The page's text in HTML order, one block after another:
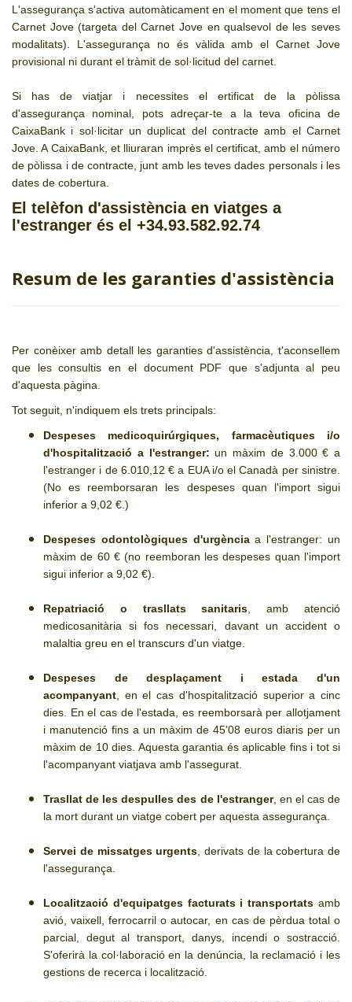
L'assegurança s'activa automàticament en el moment que tens el
Carnet Jove (targeta del Carnet Jove en qualsevol de les seves
modalitats). L'assegurança no és vàlida amb el Carnet Jove
provisional ni durant el tràmit de sol·licitud del carnet.
Si has de viatjar i necessites el ertificat de la pòlissa
d'assegurança nominal, pots adreçar-te a la teva oficina de
CaixaBank i sol·licitar un duplicat del contracte amb el Carnet
Jove. A CaixaBank, et lliuraran imprès el certificat, amb el número
de pòlissa i de contracte, junt amb les teves dades personals i les
dates de cobertura.
El telèfon d'assistència en viatges a
l'estranger és el +34.93.582.92.74
Resum de les garanties d'assistència
Per conèixer amb detall les garanties d'assistència, t'aconsellem
que les consultis en el document PDF que s'adjunta al peu
d'aquesta pàgina.
Tot seguit, n'indiquem els trets principals:
Despeses medicoquirúrgiques, farmacèutiques i/o
d'hospitalització a l'estranger: un màxim de 3.000 € a
l'estranger i de 6.010,12 € a EUA i/o el Canadà per sinistre.
(No es reemborsaran les despeses quan l'import sigui
inferior a 9,02 €.)
Despeses odontològiques d'urgènciaa l'estranger: un
màxim de 60 € (no reemboran les despeses quan l'import
sigui inferior a 9,02 €).
Repatriació o trasllats sanitaris , amb atenció
medicosanitària si fos necessari, davant un accident o
malaltia greu en el transcurs d'un viatge.
Despeses de desplaçament i estada d'un
acompanyant , en el cas d'hospitalització superior a cinc
dies. En el cas de l'estada, es reemborsarà per allotjament
i manutenció fins a un màxim de 45'08 euros diaris per un
màxim de 10 dies. Aquesta garantia és aplicable fins i tot si
l'acompanyant viatjava amb l'assegurat.
Trasllat de les despulles des de l'estranger, en el cas de
la mort durant un viatge cobert per aquesta assegurança.
Servei de missatges urgents , derivats de la cobertura de
l'assegurança.
Localització d'equipatges facturats i transportats amb
avió, vaixell, ferrocarril o autocar, en cas de pèrdua total o
parcial, degut al transport, danys, incendi o sostracció.
S'oferirà la col·laboració en la denúncia, la reclamació i les
gestions de recerca i localització.